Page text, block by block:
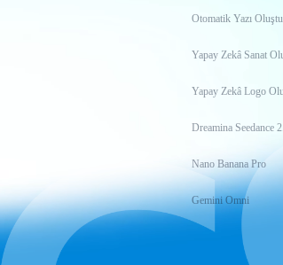
Otomatik Yazı
Dreamina Seedance
Nano Banana Pro
Gemini Omni